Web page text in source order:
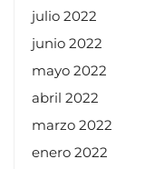
julio 2022
junio 2022
mayo 2022
abril 2022
marzo 2022
enero 2022